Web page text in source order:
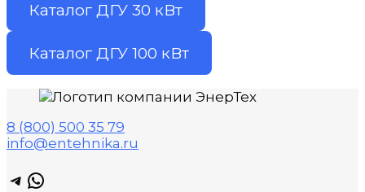
Каталог ДГУ 30 кВт
Каталог ДГУ 100 кВт
8 (800) 500 35 79
info@entehnika.ru
Telegram
WhatsApp